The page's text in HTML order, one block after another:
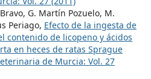
G. Martín Pozuelo, M.
Periago, Efecto de la ingesta de
contenido de licopeno y ácidos
en heces de ratas Sprague
de Murcia: Vol. 27